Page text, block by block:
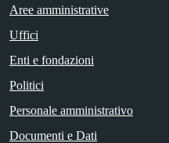
Aree amministrative
Uffici
Enti e fondazioni
Politici
Personale amministrativo
Documenti e Dati